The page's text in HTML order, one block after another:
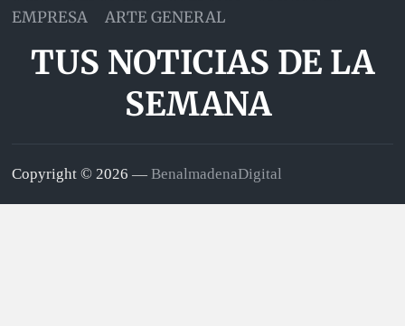
EMPRESA
ARTE GENERAL
TUS NOTICIAS DE LA
SEMANA
Copyright © 2026 —BenalmadenaDigital